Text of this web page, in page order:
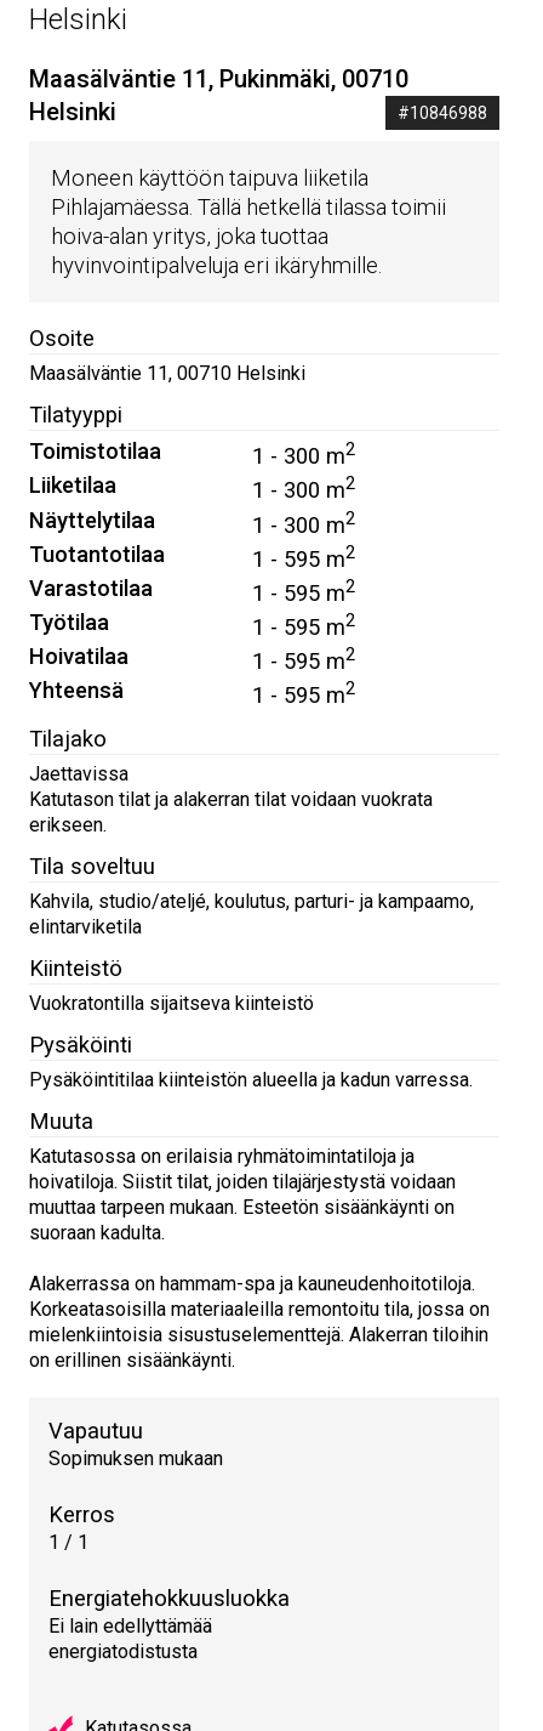
Helsinki
Maasälväntie 11, Pukinmäki, 00710
Helsinki
#10846988
Moneen käyttöön taipuva liiketila
Pihlajamäessa. Tällä hetkellä tilassa toimii
hoiva-alan yritys, joka tuottaa
hyvinvointipalveluja eri ikäryhmille.
Osoite
Maasälväntie 11, 00710 Helsinki
Tilatyyppi
Toimistotilaa
1 - 300 m2
Liiketilaa 1 - 300 m2
Näyttelytilaa 1 - 300 m2
Tuotantotilaa 1 - 595 m2
Varastotilaa 1 - 595 m2
Työtilaa 1 - 595 m2
Hoivatilaa 1 - 595 m2
Yhteensä 1 - 595 m2
Tilajako
Jaettavissa
Katutason tilat ja alakerran tilat voidaan vuokrata
erikseen.
Tila soveltuu
Kahvila, studio/ateljé, koulutus, parturi- ja kampaamo,
elintarviketila
Kiinteistö
Vuokratontilla sijaitseva kiinteistö
Pysäköinti
Pysäköintitilaa kiinteistön alueella ja kadun varressa.
Muuta
Katutasossa on erilaisia ryhmätoimintatiloja ja
hoivatiloja. Siistit tilat, joiden tilajärjestystä voidaan
muuttaa tarpeen mukaan. Esteetön sisäänkäynti on
suoraan kadulta.
Alakerrassa on hammam-spa ja kauneudenhoitotiloja.
Korkeatasoisilla materiaaleilla remontoitu tila, jossa on
mielenkiintoisia sisustuselementtejä. Alakerran tiloihin
on erillinen sisäänkäynti.
Vapautuu
Sopimuksen mukaan
Kerros
1 / 1
Energiatehokkuusluokka
Ei lain edellyttämää
energiatodistusta